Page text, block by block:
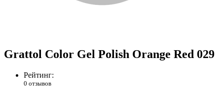
Grattol Color Gel Polish Orange Red 029
Рейтинг:
0 отзывов